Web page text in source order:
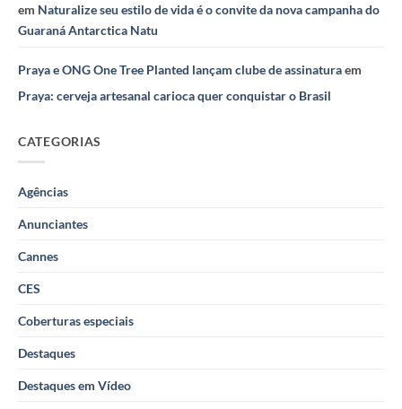
em Naturalize seu estilo de vida é o convite da nova campanha do
Guaraná Antarctica Natu
Praya e ONG One Tree Planted lançam clube de assinaturaem
Praya: cerveja artesanal carioca quer conquistar o Brasil
CATEGORIAS
Agências
Anunciantes
Cannes
CES
Coberturas especiais
Destaques
Destaques em Vídeo